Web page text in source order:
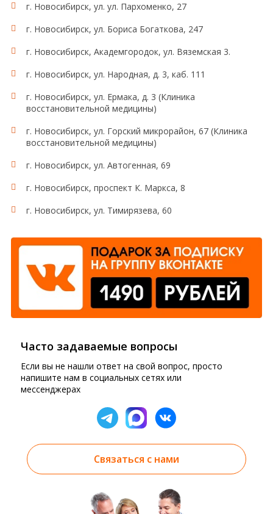
г. Новосибирск, ул. ул. Пархоменко, 27
г. Новосибирск, ул. Бориса Богаткова, 247
г. Новосибирск, Академгородок, ул. Вяземская 3.
г. Новосибирск, ул. Народная, д. 3, каб. 111
г. Новосибирск, ул. Ермака, д. 3 (Клиника
восстановительной медицины)
г. Новосибирск, ул. Горский микрорайон, 67 (Клиника
восстановительной медицины)
г. Новосибирск, ул. Автогенная, 69
г. Новосибирск, проспект К. Маркса, 8
г. Новосибирск, ул. Тимирязева, 60
Часто задаваемые вопросы
Если вы не нашли ответ на свой вопрос, просто
напишите нам в социальных сетях или
мессенджерах
Связаться с нами